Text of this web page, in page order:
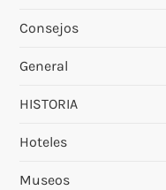
Consejos
General
HISTORIA
Hoteles
Museos